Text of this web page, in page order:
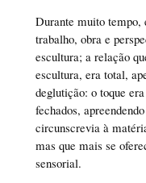
Durante muito tempo,
trabalho, obra e
escultura; a relação
escultura, era total,
deglutição: o toque
fechados,
circunscrevia à
mas que mais se
sensorial.